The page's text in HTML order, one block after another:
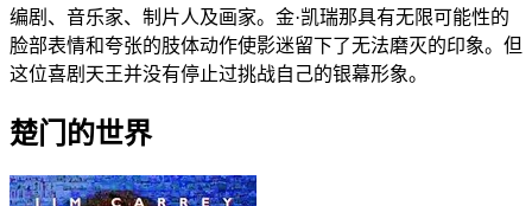
编剧、音乐家、制片人及画家。金·凯瑞那具有无限可能性的
脸部表情和夸张的肢体动作使影迷留下了无法磨灭的印象。但
这位喜剧天王并没有停止过挑战自己的银幕形象。
楚门的世界